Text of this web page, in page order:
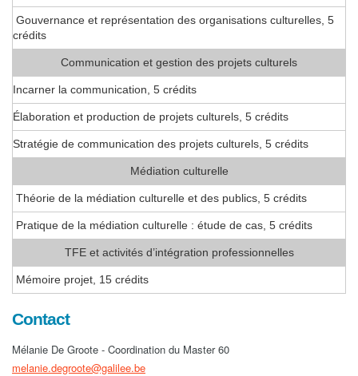
Gouvernance et représentation des organisations culturelles, 5
crédits
Communication et gestion des projets culturels
Incarner la communication, 5 crédits
Élaboration et production de projets culturels, 5 crédits
Stratégie de communication des projets culturels, 5 crédits
Médiation culturelle
Théorie de la médiation culturelle et des publics, 5 crédits
Pratique de la médiation culturelle : étude de cas, 5 crédits
TFE et activités d’intégration professionnelles
Mémoire projet, 15 crédits
Contact
Mélanie De Groote - Coordination du Master 60
melanie.degroote@galilee.be